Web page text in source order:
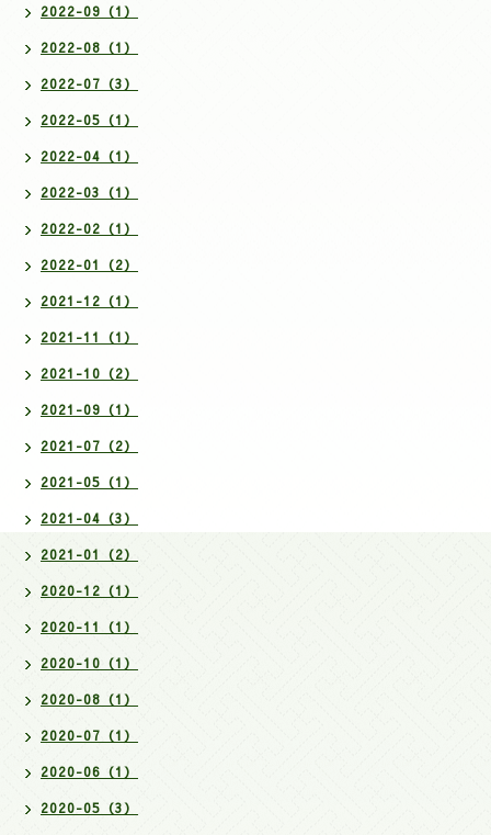
2022-09（1）
2022-08（1）
2022-07（3）
2022-05（1）
2022-04（1）
2022-03（1）
2022-02（1）
2022-01（2）
2021-12（1）
2021-11（1）
2021-10（2）
2021-09（1）
2021-07（2）
2021-05（1）
2021-04（3）
2021-01（2）
2020-12（1）
2020-11（1）
2020-10（1）
2020-08（1）
2020-07（1）
2020-06（1）
2020-05（3）